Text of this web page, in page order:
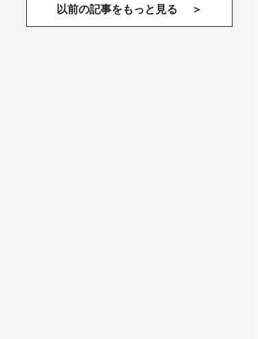
以前の記事をもっと見る